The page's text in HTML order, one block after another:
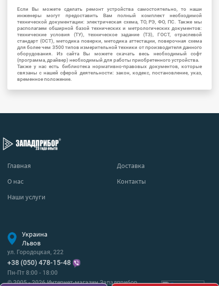
Если Вы можете сделать ремонт устройства самостоятельно, то наши
инженеры могут предоставить Вам полный комплект необходимой
технической документации: электрическая схема, ТО, РЭ, ФО, ПС. Также мы
располагаем обширной базой технических и метрологических документов:
технические условия (ТУ), техническое задание (ТЗ), ГОСТ, отраслевой
стандарт (ОСТ), методика поверки, методика аттестации, поверочная схема
для более чем 3500 типов измерительной техники от производителя данного
оборудования. Из сайта Вы можете скачать весь необходимый софт
(программа, драйвер) необходимый для работы приобретенного устройства.
Также у нас есть библиотека нормативно-правовых документов, которые
связаны с нашей сферой деятельности: закон, кодекс, постановление, указ,
временное положение.
Главная
Доставка
О нас
Контакты
Наши услуги
Украина
Львов
ул. Городоцкая, 222
+38 (050) 478-15-48
Пн-Пт 8:00 - 18:00
© 2005 - 2026 Интернет-магазин Западприбор